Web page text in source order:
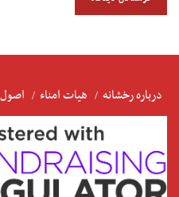
درباره رخشانه هیات امناء